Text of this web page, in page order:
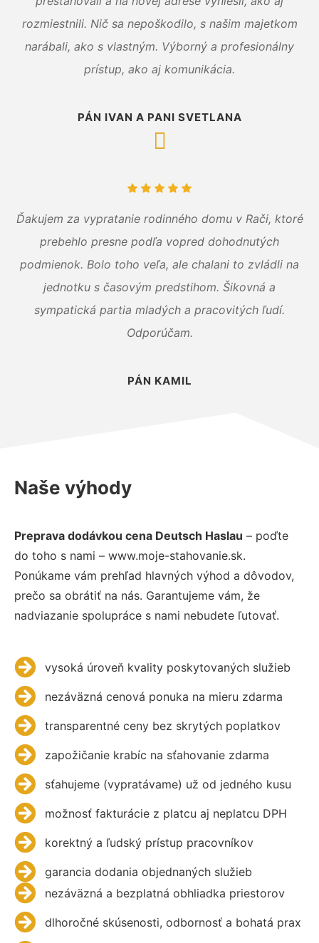
rozmiestnili. Nič sa nepoškodilo, s našim majetkom
narábali, ako s vlastným. Výborný a profesionálny
prístup, ako aj komunikácia.
PÁN IVAN A PANI SVETLANA
Ďakujem za vypratanie rodinného domu v Rači, ktoré
prebehlo presne podľa vopred dohodnutých
podmienok. Bolo toho veľa, ale chalani to zvládli na
jednotku s časovým predstihom. Šikovná a
sympatická partia mladých a pracovitých ľudí.
Odporúčam.
PÁN KAMIL
Naše výhody
Preprava dodávkou cena Deutsch Haslau – poďte
do toho s nami – www.moje-stahovanie.sk.
Ponúkame vám prehľad hlavných výhod a dôvodov,
prečo sa obrátiť na nás. Garantujeme vám, že
nadviazanie spolupráce s nami nebudete ľutovať.
vysoká úroveň kvality poskytovaných služieb
nezáväzná cenová ponuka na mieru zdarma
transparentné ceny bez skrytých poplatkov
zapožičanie krabíc na sťahovanie zdarma
sťahujeme (vypratávame) už od jedného kusu
možnosť fakturácie z platcu aj neplatcu DPH
korektný a ľudský prístup pracovníkov
garancia dodania objednaných služieb
nezáväzná a bezplatná obhliadka priestorov
dlhoročné skúsenosti, odbornosť a bohatá prax